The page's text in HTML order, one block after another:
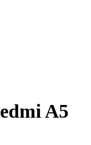
A5